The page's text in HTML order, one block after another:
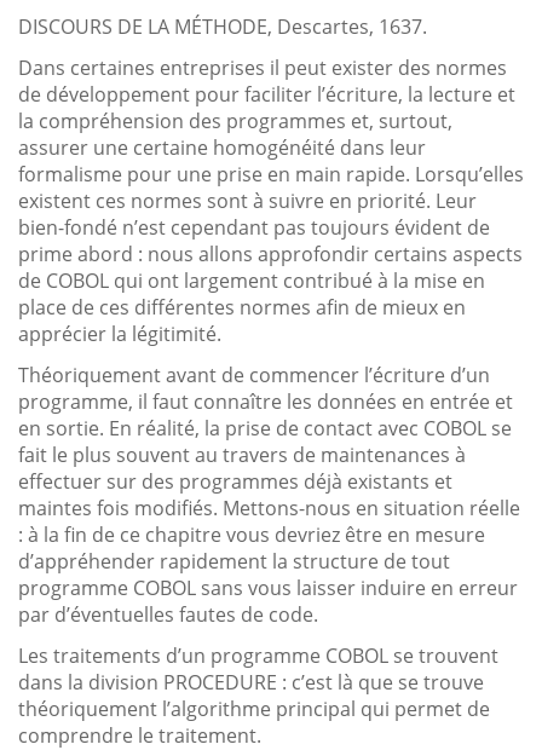
DISCOURS DE LA MÉTHODE, Descartes, 1637.
Dans certaines entreprises il peut exister des normes
de développement pour faciliter l’écriture, la lecture et
la compréhension des programmes et, surtout,
assurer une certaine homogénéité dans leur
formalisme pour une prise en main rapide. Lorsqu’elles
existent ces normes sont à suivre en priorité. Leur
bien-fondé n’est cependant pas toujours évident de
prime abord : nous allons approfondir certains aspects
de COBOL qui ont largement contribué à la mise en
place de ces différentes normes afin de mieux en
apprécier la légitimité.
Théoriquement avant de commencer l’écriture d’un
programme, il faut connaître les données en entrée et
en sortie. En réalité, la prise de contact avec COBOL se
fait le plus souvent au travers de maintenances à
effectuer sur des programmes déjà existants et
maintes fois modifiés. Mettons-nous en situation réelle
: à la fin de ce chapitre vous devriez être en mesure
d’appréhender rapidement la structure de tout
programme COBOL sans vous laisser induire en erreur
par d’éventuelles fautes de code.
Les traitements d’un programme COBOL se trouvent
dans la division PROCEDURE : c’est là que se trouve
théoriquement l’algorithme principal qui permet de
comprendre le traitement.